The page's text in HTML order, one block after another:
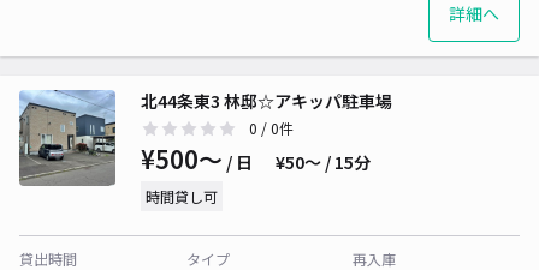
詳細へ
北44条東3 林邸☆アキッパ駐車場
0 / 0件
¥500〜 / 日 ¥50〜 / 15分
時間貸し可
貸出時間
タイプ
再入庫